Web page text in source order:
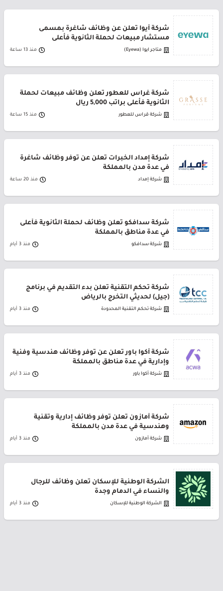
شركة أيوا تعلن عن وظائف شاغرة بمسمى
مستشار مبيعات لحملة الثانوية فأعلى
متاجر ايوا (Eyewa) منذ 13 ساعة
شركة غراس للعطور تعلن وظائف مبيعات لحملة
الثانوية فأعلى براتب 5,000 ريال
شركة قراس للعطور منذ 15 ساعة
شركة إمداد الخبرات تعلن عن توفر وظائف شاغرة
في عدة مدن بالمملكة
شركة إمداد منذ 20 ساعة
شركة سدافكو تعلن وظائف لحملة الثانوية فأعلى
في عدة مناطق بالمملكة
شركة سدافكو منذ 3 أيام
شركة تحكم التقنية تعلن بدء التقديم في برنامج
(جيل) لحديثي التخرج بالرياض
شركة تحكم التقنية المحدودة منذ 3 أيام
شركة أكوا باور تعلن عن توفر وظائف هندسية وفنية
وإدارية في عدة مناطق بالمملكة
شركة أكوا باور منذ 3 أيام
شركة أمازون تعلن توفر وظائف إدارية وتقنية
وهندسية في عدة مدن بالمملكة
شركة أمازون منذ 3 أيام
الشركة الوطنية للإسكان تعلن وظائف للرجال
والنساء في الدمام وجدة
الشركة الوطنية للإسكان منذ 3 أيام